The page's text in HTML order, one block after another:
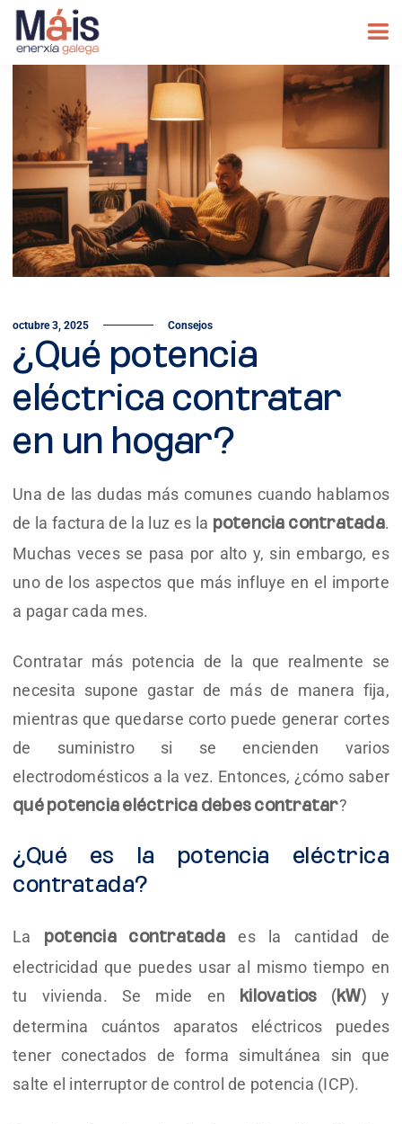
octubre 3, 2025 Consejos
¿Qué potencia
eléctrica contratar
en un hogar?
Una de las dudas más comunes cuando hablamos
de la factura de la luz es la potencia contratada.
Muchas veces se pasa por alto y, sin embargo, es
uno de los aspectos que más influye en el importe
a pagar cada mes.
Contratar más potencia de la que realmente se
necesita supone gastar de más de manera fija,
mientras que quedarse corto puede generar cortes
de suministro si se encienden varios
electrodomésticos a la vez. Entonces, ¿cómo saber
qué potencia eléctrica debes contratar?
¿Qué es la potencia eléctrica
contratada?
La potencia contratadaes la cantidad de
electricidad que puedes usar al mismo tiempo en
tu vivienda. Se mide en kilovatios (kW) y
determina cuántos aparatos eléctricos puedes
tener conectados de forma simultánea sin que
salte el interruptor de control de potencia (ICP).